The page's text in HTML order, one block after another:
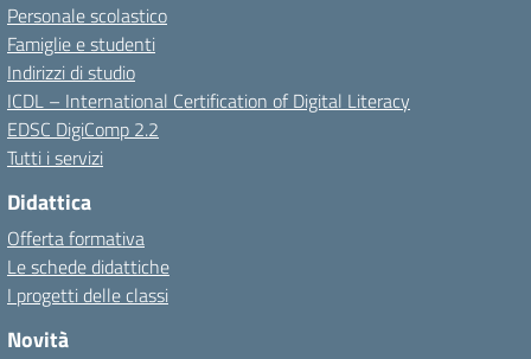
Personale scolastico
Famiglie e studenti
Indirizzi di studio
ICDL – International Certification of Digital Literacy
EDSC DigiComp 2.2
Tutti i servizi
Didattica
Offerta formativa
Le schede didattiche
I progetti delle classi
Novità